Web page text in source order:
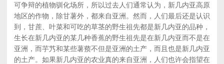
可争辩的植物驯化场所，所以过去人们通常认为，新几内亚高原
地区的作物，除甘薯外，都来自亚洲。然而，人们最后还是认识
到，甘蔗、叶菜和可吃的草茎的野生祖先都是新几内亚的品种，
生长在新几内亚的某几种香蕉的野生祖先是在新几内亚而不是在
亚洲，而芋艿和某些薯蓣不但是亚洲的土产，而且也是新几内亚
的土产。如果新几内亚的农业真的来自亚洲，人们也许会指望在